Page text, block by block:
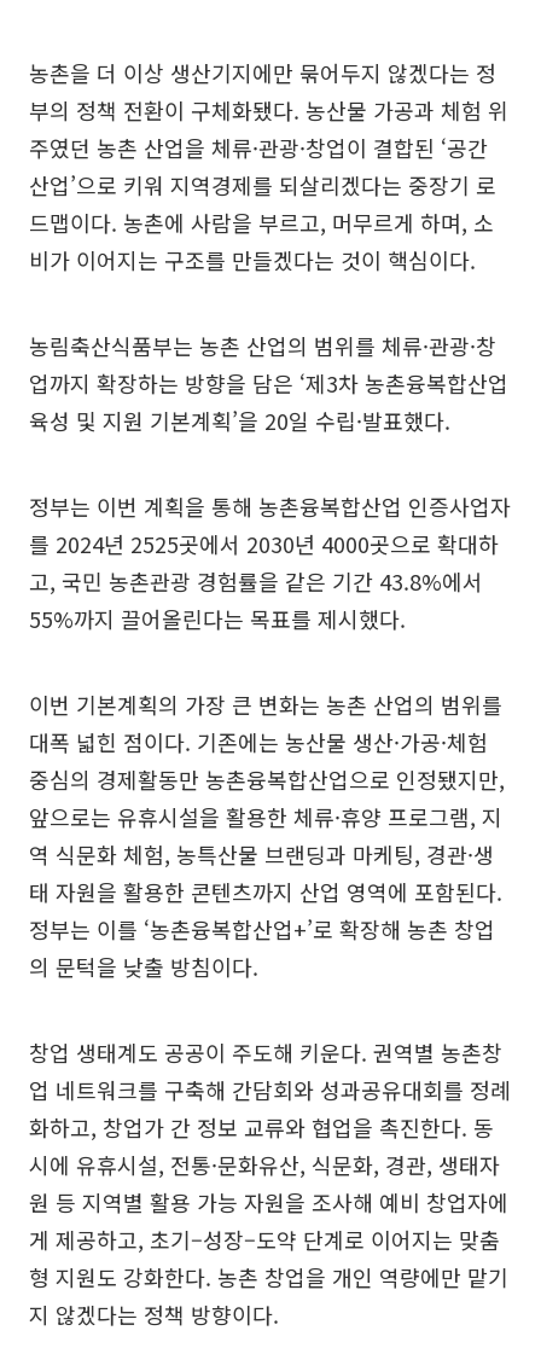
농촌을 더 이상 생산기지에만 묶어두지 않겠다는 정
부의 정책 전환이 구체화됐다. 농산물 가공과 체험 위
주였던 농촌 산업을 체류·관광·창업이 결합된 ‘공간
산업’으로 키워 지역경제를 되살리겠다는 중장기 로
드맵이다. 농촌에 사람을 부르고, 머무르게 하며, 소
비가 이어지는 구조를 만들겠다는 것이 핵심이다.
농림축산식품부는 농촌 산업의 범위를 체류·관광·창
업까지 확장하는 방향을 담은 ‘제3차 농촌융복합산업
육성 및 지원 기본계획’을 20일 수립·발표했다.
정부는 이번 계획을 통해 농촌융복합산업 인증사업자
를 2024년 2525곳에서 2030년 4000곳으로 확대하
고, 국민 농촌관광 경험률을 같은 기간 43.8%에서
55%까지 끌어올린다는 목표를 제시했다.
이번 기본계획의 가장 큰 변화는 농촌 산업의 범위를
대폭 넓힌 점이다. 기존에는 농산물 생산·가공·체험
중심의 경제활동만 농촌융복합산업으로 인정됐지만,
앞으로는 유휴시설을 활용한 체류·휴양 프로그램, 지
역 식문화 체험, 농특산물 브랜딩과 마케팅, 경관·생
태 자원을 활용한 콘텐츠까지 산업 영역에 포함된다.
정부는 이를 ‘농촌융복합산업+’로 확장해 농촌 창업
의 문턱을 낮출 방침이다.
창업 생태계도 공공이 주도해 키운다. 권역별 농촌창
업 네트워크를 구축해 간담회와 성과공유대회를 정례
화하고, 창업가 간 정보 교류와 협업을 촉진한다. 동
시에 유휴시설, 전통·문화유산, 식문화, 경관, 생태자
원 등 지역별 활용 가능 자원을 조사해 예비 창업자에
게 제공하고, 초기–성장–도약 단계로 이어지는 맞춤
형 지원도 강화한다. 농촌 창업을 개인 역량에만 맡기
지 않겠다는 정책 방향이다.